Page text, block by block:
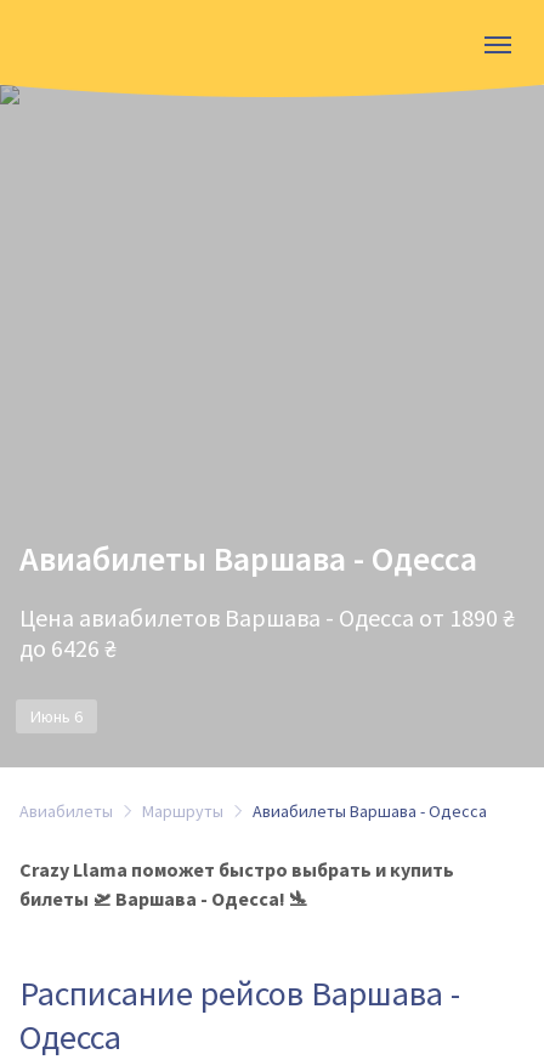
Авиабилеты Варшава - Одесса
Цена авиабилетов Варшава - Одесса от 1890 ₴
до 6426 ₴
Июнь 6
Авиабилеты Маршруты Авиабилеты Варшава - Одесса
Crazy Llama поможет быстро выбрать и купить
билеты 🛫 Варшава - Одесса! 🛬
Расписание рейсов Варшава -
Одесса